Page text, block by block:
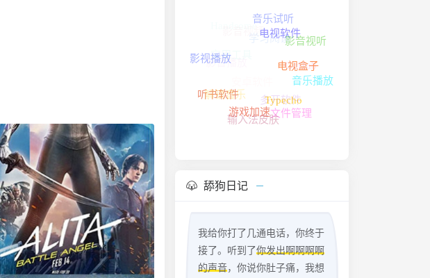
安卓软件
影音播放
影音视频
电视软件
电视盒子
Typecho
游戏加速
听书软件
音乐试听
影音视听
音乐播放
文件管理
输入法皮肤
解锁音乐
实用工具
学习阅读
GitHub
多开软件
舔狗日记
我给你打了几通电话，你终于
接了。听到了你发出啊啊啊啊
的声音，你说你肚子痛，我想